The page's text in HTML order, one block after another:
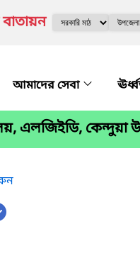
আমাদের সেবা
এলজিইডি, কেন্দুয়া